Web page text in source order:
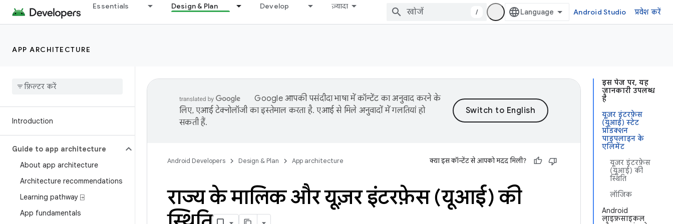
Essentials Design & Plan Develop ज़्यादा
/ Android Studio प्रवेश करें
APP ARCHITECTURE
Introduction
Guide to app architecture
About app architecture
Architecture recommendations
Learning pathway ⍈
App fundamentals
इस पेज पर, यह
जानकारी उपलब्ध
है
यूज़र इंटरफ़ेस
(यूआई) स्टेट
प्रोडक्शन
पाइपलाइन के
एलिमेंट
यूज़र इंटरफ़ेस
(यूआई) की
स्थिति
लॉजिक
Android
लाइफ़साइकल
Google आपकी पसंदीदा भाषा में कॉन्टेंट का अनुवाद करने के
लिए, एआई टेक्नोलॉजी का इस्तेमाल करता है. एआई से मिले अनुवादों में गलतियां हो
सकती हैं.
Android Developers Design & Plan App architecture क्या इस कॉन्टेंट से आपको मदद मिली?
राज्य के मालिक और यूज़र इंटरफ़ेस (यूआई) की